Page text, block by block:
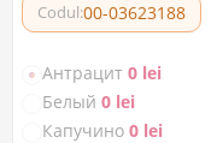
Codul:00-03623188
Антрацит 0 lei
Белый 0 lei
Капучино 0 lei